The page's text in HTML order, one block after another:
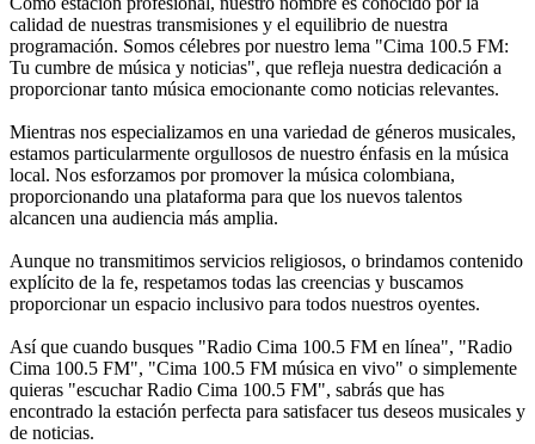
calidad de nuestras transmisiones y el equilibrio de nuestra
programación. Somos célebres por nuestro lema "Cima 100.5 FM:
Tu cumbre de música y noticias", que refleja nuestra dedicación a
proporcionar tanto música emocionante como noticias relevantes.
Mientras nos especializamos en una variedad de géneros musicales,
estamos particularmente orgullosos de nuestro énfasis en la música
local. Nos esforzamos por promover la música colombiana,
proporcionando una plataforma para que los nuevos talentos
alcancen una audiencia más amplia.
Aunque no transmitimos servicios religiosos, o brindamos contenido
explícito de la fe, respetamos todas las creencias y buscamos
proporcionar un espacio inclusivo para todos nuestros oyentes.
Así que cuando busques "Radio Cima 100.5 FM en línea", "Radio
Cima 100.5 FM", "Cima 100.5 FM música en vivo" o simplemente
quieras "escuchar Radio Cima 100.5 FM", sabrás que has
encontrado la estación perfecta para satisfacer tus deseos musicales y
de noticias.